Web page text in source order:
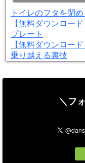
トイレのフタを閉
【無料ダウンロー
プレート
【無料ダウンロー
乗り越える裏技
＼フ